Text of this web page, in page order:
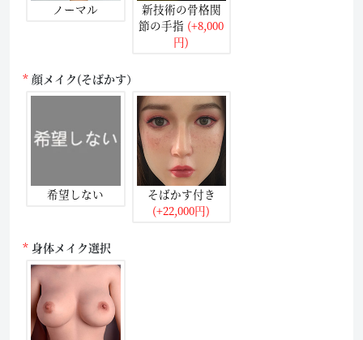
ノーマル
新技術の骨格関
節の手指 (+8,000
円)
顔メイク(そばかす）
希望しない
そばかす付き
(+22,000円)
身体メイク選択